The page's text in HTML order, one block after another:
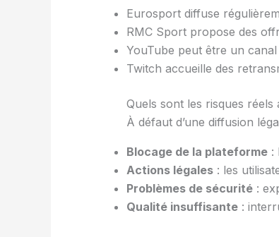
Eurosport diffuse
RMC Sport propose des
YouTube peut être un
Twitch accueille des
Quels sont les risques réels
À défaut d’une diffusion
Blocage de la plateforme:
Actions légales: les
Problèmes de sécurité:
Qualité insuffisante: